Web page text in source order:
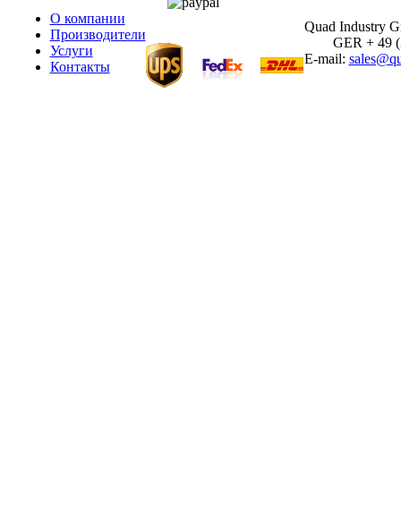
О компании
Производители
Услуги
Контакты
Quad Industry
GER + 49
E-mail: